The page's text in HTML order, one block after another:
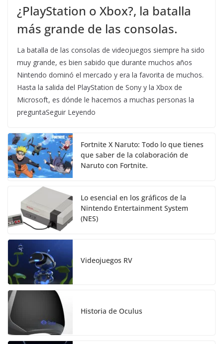
¿PlayStation o Xbox?, la batalla
más grande de las consolas.
La batalla de las consolas de videojuegos siempre ha sido
muy grande, es bien sabido que durante muchos años
Nintendo dominó el mercado y era la favorita de muchos.
Hasta la salida del PlayStation de Sony y la Xbox de
Microsoft, es dónde le hacemos a muchas personas la
preguntaSeguir Leyendo
Fortnite X Naruto: Todo lo que tienes
que saber de la colaboración de
Naruto con Fortnite.
Lo esencial en los gráficos de la
Nintendo Entertainment System
(NES)
Videojuegos RV
Historia de Oculus